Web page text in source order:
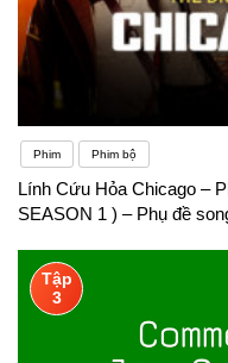
Phim Phim bộ
Lính Cứu Hỏa Chicago –
SEASON 1 ) – Phụ đề
Tập
3